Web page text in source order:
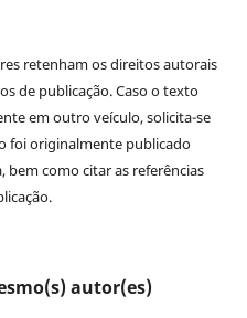
retenham os direitos autorais
de publicação. Caso o texto
em outro veículo, solicita-se
foi originalmente publicado
bem como citar as referências
autor(es)